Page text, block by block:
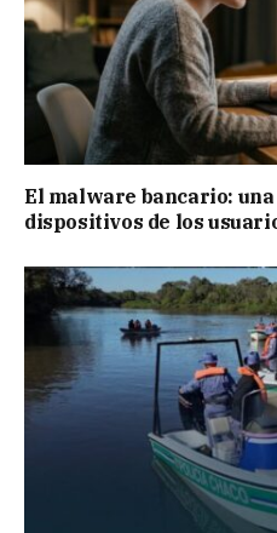
El malware bancario:
dispositivos de los